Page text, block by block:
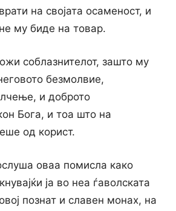
на својата осаменост, и
му биде на товар.
соблазнителот, зашто му
безмолвие,
и доброто
Бога, и тоа што на
од корист.
оваа помисла како
ја во неа ѓаволската
познат и славен монах, на